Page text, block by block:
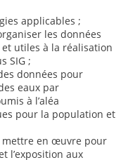
applicables ;
les données
utiles à la réalisation
SIG ;
données pour
eaux par
à l’aléa
pour la population et
mettre en œuvre pour
l’exposition aux